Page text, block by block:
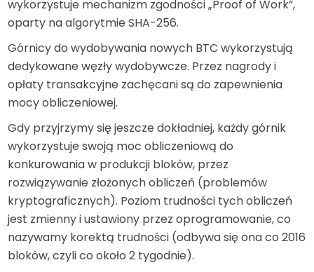
wykorzystuje mechanizm zgodności „Proof of Work”,
oparty na algorytmie SHA-256.
Górnicy do wydobywania nowych BTC wykorzystują
dedykowane węzły wydobywcze. Przez nagrody i
opłaty transakcyjne zachęcani są do zapewnienia
mocy obliczeniowej.
Gdy przyjrzymy się jeszcze dokładniej, każdy górnik
wykorzystuje swoją moc obliczeniową do
konkurowania w produkcji bloków, przez
rozwiązywanie złożonych obliczeń (problemów
kryptograficznych). Poziom trudności tych obliczeń
jest zmienny i ustawiony przez oprogramowanie, co
nazywamy korektą trudności (odbywa się ona co 2016
bloków, czyli co około 2 tygodnie).